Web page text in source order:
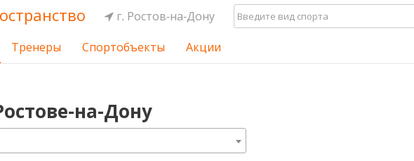
г. Ростов-на-Дону
Тренеры Спортобъекты Акции
на-Дону